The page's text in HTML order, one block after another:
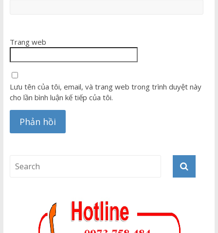
Trang web
Lưu tên của tôi, email, và trang web trong trình duyệt này
cho lần bình luận kế tiếp của tôi.